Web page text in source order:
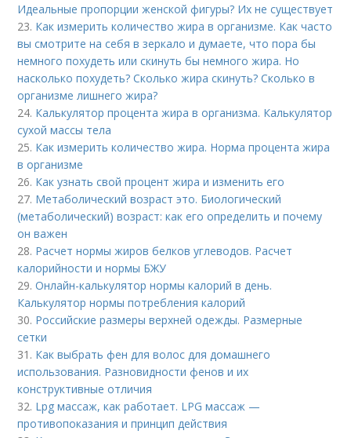
Идеальные пропорции женской фигуры? Их не существует
23. Как измерить количество жира в организме. Как часто
вы смотрите на себя в зеркало и думаете, что пора бы
немного похудеть или скинуть бы немного жира. Но
насколько похудеть? Сколько жира скинуть? Сколько в
организме лишнего жира?
24. Калькулятор процента жира в организма. Калькулятор
сухой массы тела
25. Как измерить количество жира. Норма процента жира
в организме
26. Как узнать свой процент жира и изменить его
27. Метаболический возраст это. Биологический
(метаболический) возраст: как его определить и почему
он важен
28. Расчет нормы жиров белков углеводов. Расчет
калорийности и нормы БЖУ
29.Онлайн-калькулятор нормы калорий в день.
Калькулятор нормы потребления калорий
30. Российские размеры верхней одежды. Размерные
сетки
31. Как выбрать фен для волос для домашнего
использования. Разновидности фенов и их
конструктивные отличия
32. Lpg массаж, как работает. LPG массаж —
противопоказания и принцип действия